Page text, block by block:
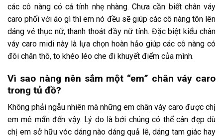
các cô nàng có cá tính nhẹ nhàng. Chưa cần biết chân váy
caro phối với áo gì thì em nó đều sẽ giúp các cô nàng tôn lên
dáng vẻ thục nữ, thanh thoát đầy nữ tính. Đặc biệt kiểu chân
váy caro midi này là lựa chọn hoàn hảo giúp các cô nàng có
đôi chân thô, to khéo léo che đi khuyết điểm của mình.
Vì sao nàng nên sắm một “em” chân váy caro
trong tủ đồ?
Không phải ngẫu nhiên mà những em chân váy caro được chị
em mê mẩn đến vậy. Lý do là bởi chúng có thể cân đẹp dù
chị em sở hữu vóc dáng nào dáng quả lê, dáng tam giác hay